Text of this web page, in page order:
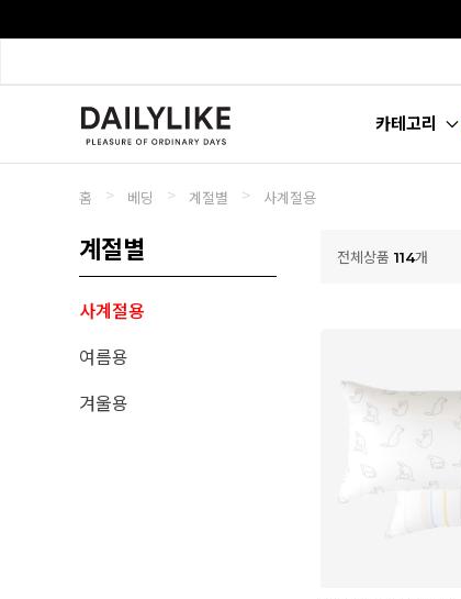
카테고리
홈 > 베딩 > 계절별 > 사계절용
계절별
사계절용
여름용
겨울용
전체상품 114개